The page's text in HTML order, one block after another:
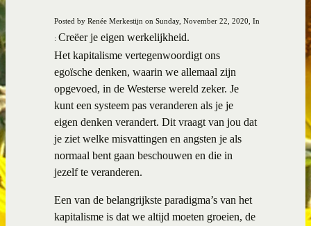
Posted by Renée Merkestijn on Sunday, November 22, 2020, In
: Creëer je eigen werkelijkheid.
Het kapitalisme vertegenwoordigt ons
egoïsche denken, waarin we allemaal zijn
opgevoed, in de Westerse wereld zeker. Je
kunt een systeem pas veranderen als je je
eigen denken verandert. Dit vraagt van jou dat
je ziet welke misvattingen en angsten je als
normaal bent gaan beschouwen en die in
jezelf te veranderen.
Een van de belangrijkste paradigma’s van het
kapitalisme is dat we altijd moeten groeien, de